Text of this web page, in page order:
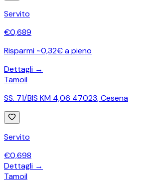
Servito
€0,689
Risparmi ~0,32€ a pieno
Dettagli →
Tamoil
SS. 71/BIS KM 4,06 47023,Cesena
Servito
€0,698
Dettagli →
Tamoil